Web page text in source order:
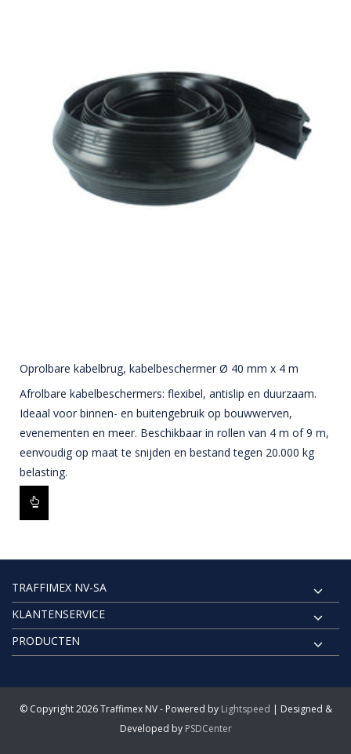
Oprolbare kabelbrug, kabelbeschermer Ø 40 mm x 4 m
Afrolbare kabelbeschermers: flexibel, antislip en duurzaam.
Ideaal voor binnen- en buitengebruik op bouwwerven,
evenementen en meer. Beschikbaar in rollen van 4 m of 9 m,
eenvoudig op maat te snijden en bestand tegen 20.000 kg
belasting.
TRAFFIMEX NV-SA
KLANTENSERVICE
PRODUCTEN
© Copyright 2026 Traffimex NV - Powered by Lightspeed | Designed &
Developed by PSDCenter